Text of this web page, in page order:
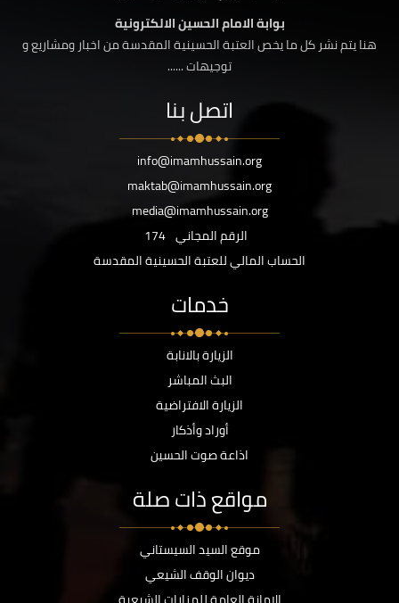
بوابة الامام الحسين الالكترونية
هنا يتم نشر كل ما يخص العتبة الحسينية المقدسة من اخبار ومشاريع و
توجيهات ......
اتصل بنا
info@imamhussain.org
maktab@imamhussain.org
media@imamhussain.org
الرقم المجاني 174
الحساب المالي للعتبة الحسينية المقدسة
خدمات
الزيارة بالانابة
البث المباشر
الزيارة الافتراضية
أوراد وأذكار
اذاعة صوت الحسين
مواقع ذات صلة
موقع السيد السيستاني
ديوان الوقف الشيعي